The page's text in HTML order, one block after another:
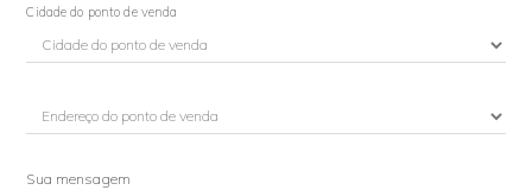
Cidade do ponto de venda
Sua mensagem